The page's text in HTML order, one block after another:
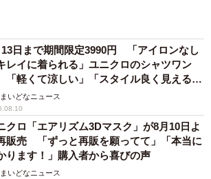
日まで期間限定3990円 「アイロンなし
レイに着られる」ユニクロのシャツワン
軽くて涼しい」「スタイル良く見える」
まいどなニュース
クロ「エアリズム3Dマスク」が8月10日よ
販売 「ずっと再販を願ってて」「本当に
ります！」購入者から喜びの声
まいどなニュース